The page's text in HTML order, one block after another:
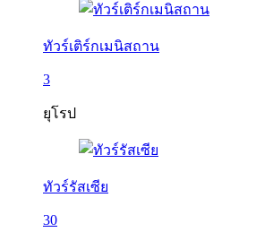
ทัวร์เติร์กเมนิสถาน
3
ยุโรป
ทัวร์รัสเซีย
30